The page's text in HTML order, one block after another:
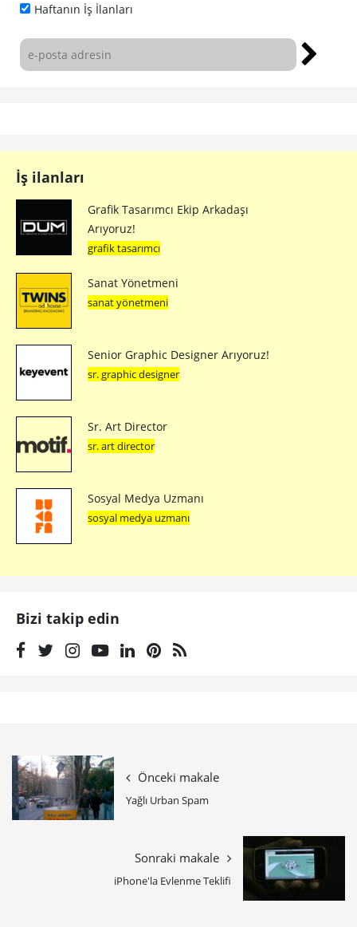
Haftanın İş İlanları
İş ilanları
Grafik Tasarımcı Ekip Arkadaşı
Arıyoruz!
grafik tasarımcı
Sanat Yönetmeni
sanat yönetmeni
Senior Graphic Designer Arıyoruz!
sr. graphic designer
Sr. Art Director
sr. art director
Sosyal Medya Uzmanı
sosyal medya uzmanı
Bizi takip edin
Önceki makale
Yağlı Urban Spam
Sonraki makale
iPhone'la Evlenme Teklifi